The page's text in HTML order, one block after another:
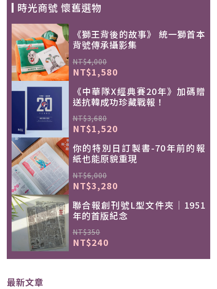
時光商號 懷舊選物
《獅王背後的故事》 統一獅首本
背號傳承攝影集
NT$4,000
NT$1,580
《中華隊X經典賽20年》加碼贈
送抗韓成功珍藏戰報！
NT$3,680
NT$1,520
你的特別日訂製書-70年前的報
紙也能原貌重現
NT$6,000
NT$3,280
聯合報創刊號L型文件夾｜1951
年的首版紀念
NT$350
NT$240
最新文章